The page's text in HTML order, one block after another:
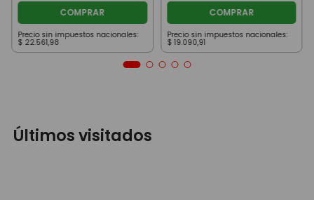
COMPRAR
Precio sin impuestos nacionales:
$ 22.561,98
COMPRAR
Precio sin impuestos nacionales:
$ 19.090,91
Últimos visitados